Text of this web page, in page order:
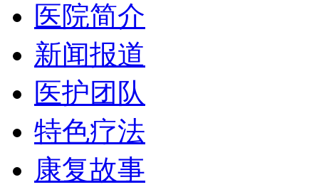
医院简介
新闻报道
医护团队
特色疗法
康复故事